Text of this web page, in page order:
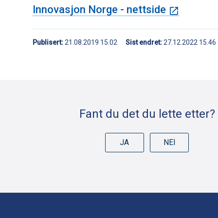
Innovasjon Norge - nettside
Publisert 21.08.2019 15.02 Sist endret 27.12.2022 15.46
Fant du det du lette etter?
JA NEI